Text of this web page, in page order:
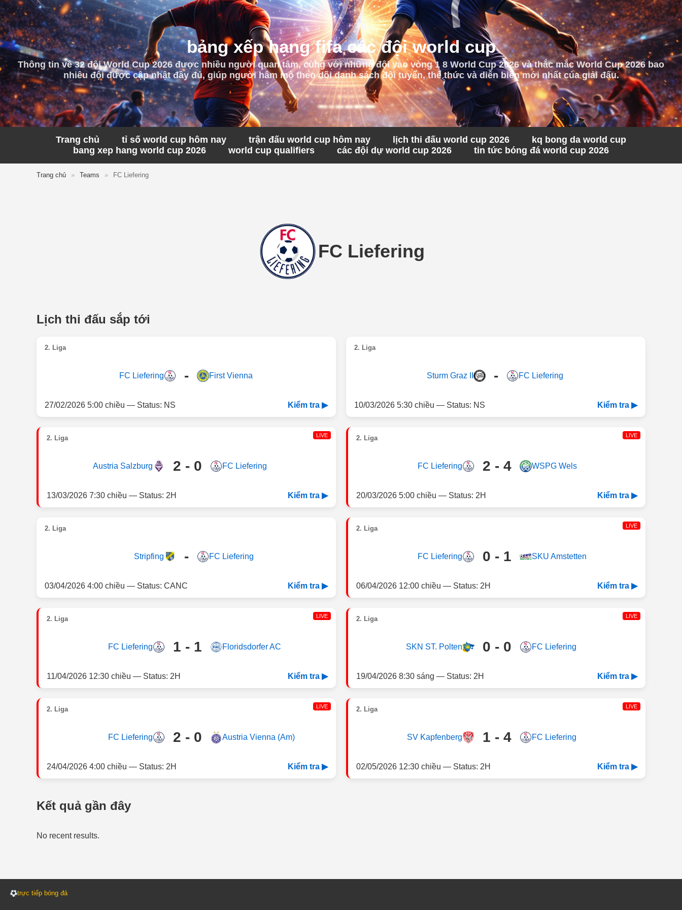
bảng xếp hạng fifa các đội world cup
Thông tin về 32 đội World Cup 2026 được nhiều người quan tâm, cùng với những đội vào vòng 1 8 World Cup 2026 và thắc mắc World Cup 2026 bao
nhiêu đội được cập nhật đầy đủ, giúp người hâm mộ theo dõi danh sách đội tuyển, thể thức và diễn biến mới nhất của giải đấu.
Trang chủ tỉ số world cup hôm nay trận đấu world cup hôm nay lịch thi đấu world cup 2026
kq bong da world cup
bang xep hang world cup 2026
world cup qualifiers các đội dự world cup 2026 tin tức bóng đá world cup 2026
Trang chủ » Teams » FC Liefering
FC Liefering
Lịch thi đấu sắp tới
2. Liga
FC Liefering - First Vienna
27/02/2026 5:00 chiều — Status: NS Kiểm tra ▶
2. Liga
Sturm Graz II - FC Liefering
10/03/2026 5:30 chiều — Status: NS Kiểm tra ▶
2. Liga LIVE
Austria Salzburg 2 - 0 FC Liefering
13/03/2026 7:30 chiều — Status: 2H Kiểm tra ▶
2. Liga LIVE
FC Liefering 2 - 4 WSPG Wels
20/03/2026 5:00 chiều — Status: 2H Kiểm tra ▶
2. Liga
Stripfing - FC Liefering
03/04/2026 4:00 chiều — Status: CANC Kiểm tra ▶
2. Liga LIVE
FC Liefering 0 - 1 SKU Amstetten
06/04/2026 12:00 chiều — Status: 2H Kiểm tra ▶
2. Liga LIVE
FC Liefering 1 - 1 Floridsdorfer AC
11/04/2026 12:30 chiều — Status: 2H Kiểm tra ▶
2. Liga LIVE
SKN ST. Polten 0 - 0 FC Liefering
19/04/2026 8:30 sáng — Status: 2H Kiểm tra ▶
2. Liga LIVE
FC Liefering 2 - 0 Austria Vienna (Am)
24/04/2026 4:00 chiều — Status: 2H Kiểm tra ▶
2. Liga LIVE
SV Kapfenberg 1 - 4 FC Liefering
02/05/2026 12:30 chiều — Status: 2H Kiểm tra ▶
Kết quả gần đây
No recent results.
trực tiếp bóng đá